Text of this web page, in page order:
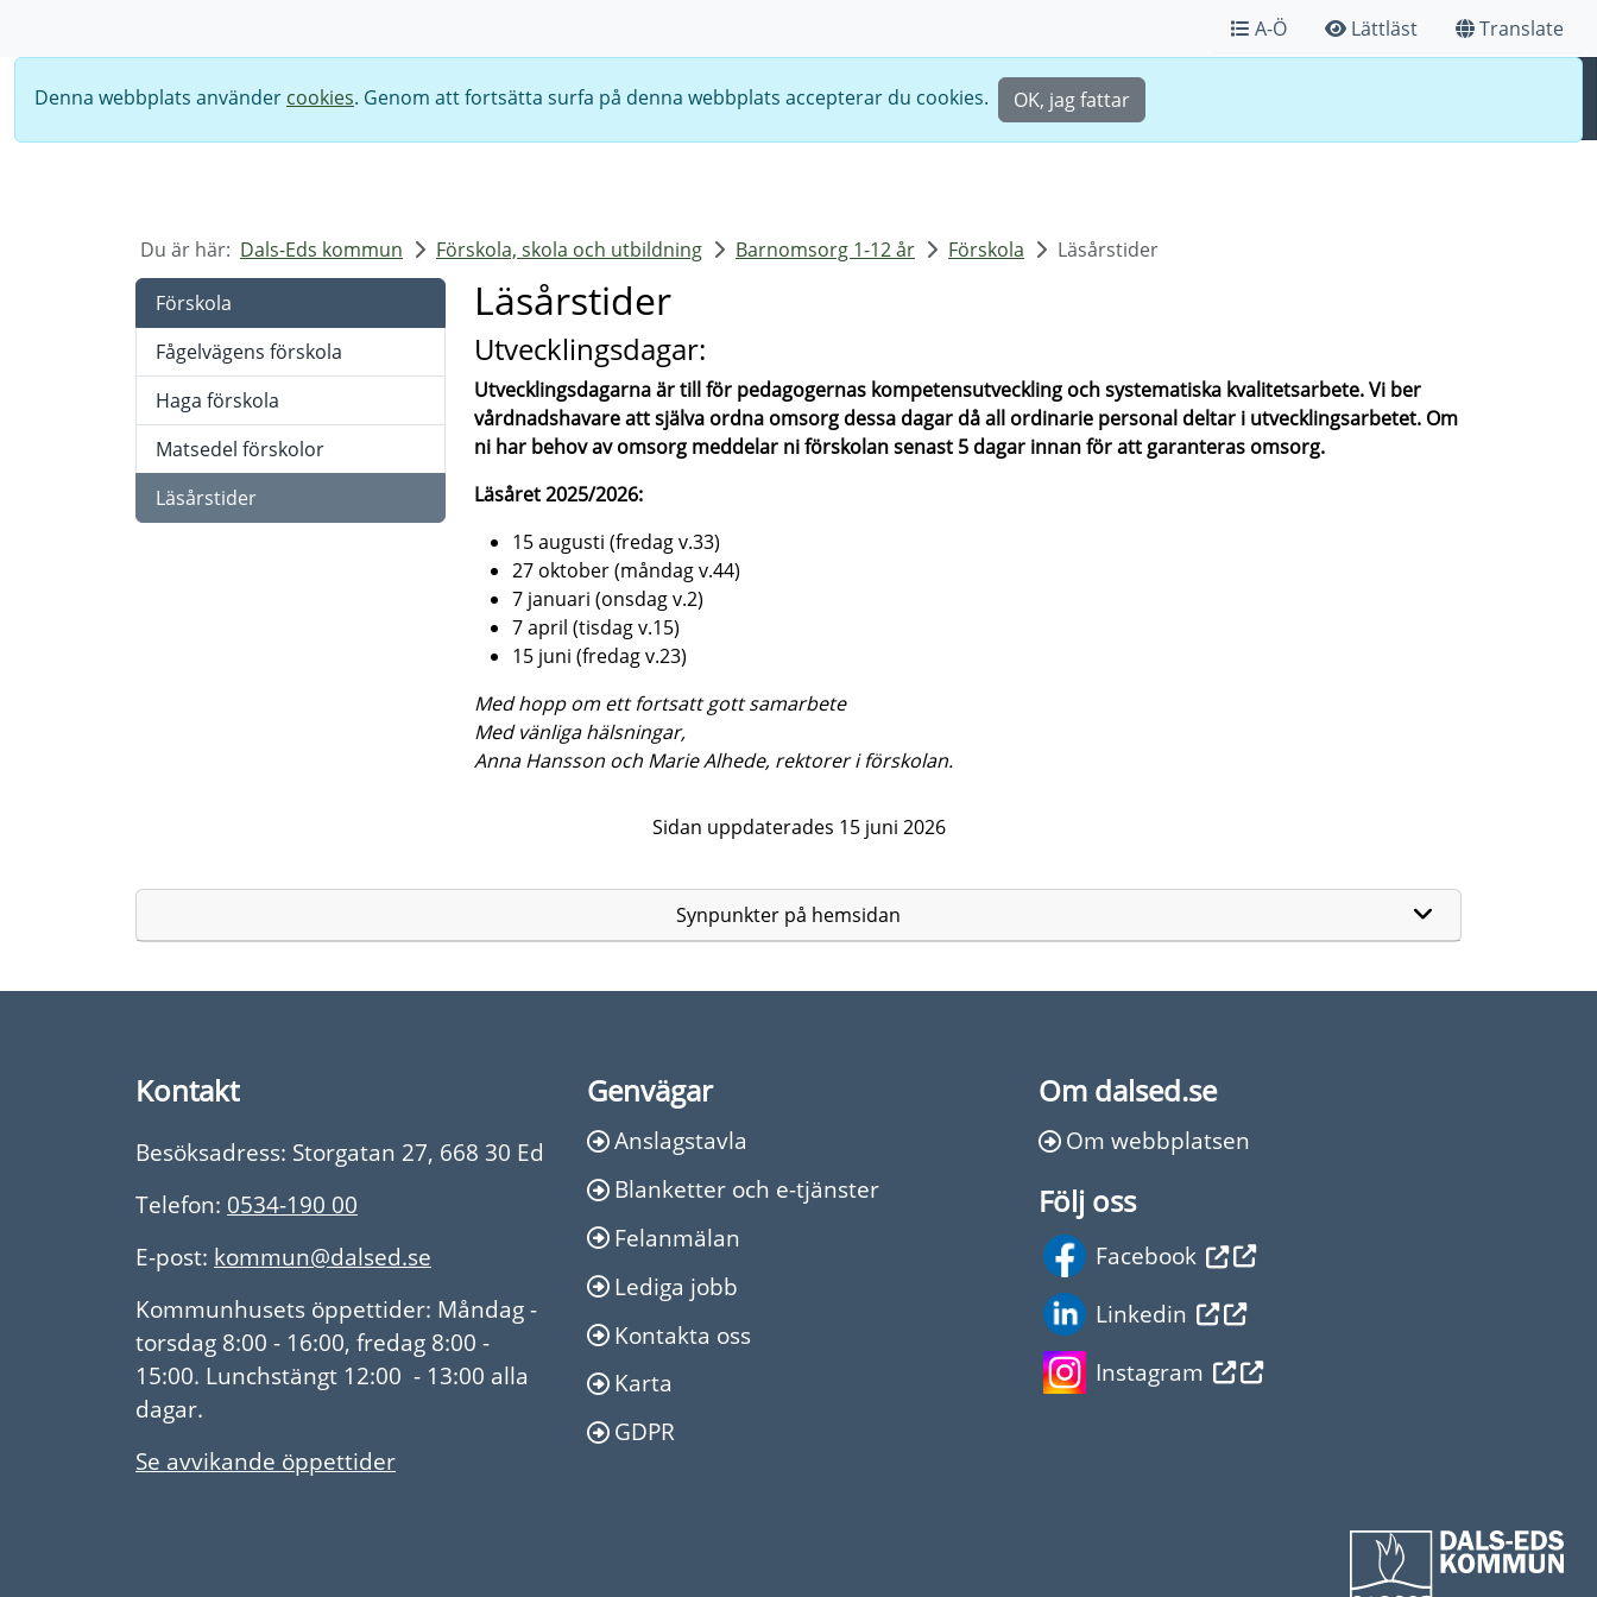
A-Ö Lättläst
Translate
Denna webbplats använder cookies. Genom att fortsätta surfa på denna webbplats accepterar du cookies. OK, jag fattar
Du är här: Dals-Eds kommun Förskola, skola och utbildning Barnomsorg 1-12 år Förskola Läsårstider
Förskola
Fågelvägens förskola
Haga förskola
Matsedel förskolor
Läsårstider
Läsårstider
Utvecklingsdagar:
Utvecklingsdagarna är till för pedagogernas kompetensutveckling och systematiska kvalitetsarbete. Vi ber
vårdnadshavare att själva ordna omsorg dessa dagar då all ordinarie personal deltar i utvecklingsarbetet. Om
ni har behov av omsorg meddelar ni förskolan senast 5 dagar innan för att garanteras omsorg.
Läsåret 2025/2026:
15 augusti (fredag v.33)
27 oktober (måndag v.44)
7 januari (onsdag v.2)
7 april (tisdag v.15)
15 juni (fredag v.23)
Med hopp om ett fortsatt gott samarbete
Med vänliga hälsningar,
Anna Hansson och Marie Alhede, rektorer i förskolan.
Sidan uppdaterades 15 juni 2026
Synpunkter på hemsidan
Kontakt
Besöksadress: Storgatan 27, 668 30 Ed
Telefon: 0534-190 00
E-post: kommun@dalsed.se
Kommunhusets öppettider: Måndag -
torsdag 8:00 - 16:00, fredag 8:00 -
15:00. Lunchstängt 12:00 - 13:00 alla
dagar.
Se avvikande öppettider
Genvägar
Anslagstavla
Blanketter och e-tjänster
Felanmälan
Lediga jobb
Kontakta oss
Karta
GDPR
Om dalsed.se
Om webbplatsen
Följ oss
Facebook
Linkedin
Instagram